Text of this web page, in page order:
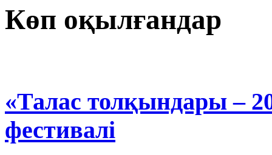
Көп оқылғандар
«Талас толқындары –
фестивалі